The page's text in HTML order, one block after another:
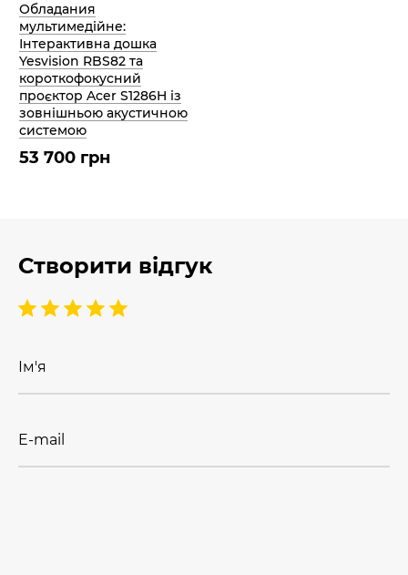
Обладания
мультимедійне:
Інтерактивна дошка
Yesvision RBS82 та
короткофокусний
проєктор Acer S1286H із
зовнішньою акустичною
системою
53 700 грн
Створити відгук
Ім'я
E-mail